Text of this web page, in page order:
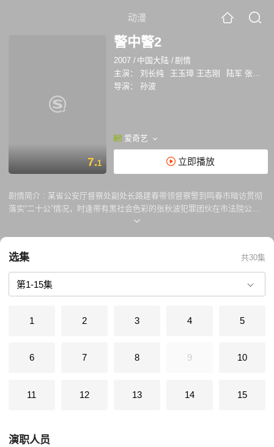
动漫
7.1
警中警2
2007 / 中国大陆 /剧情
主演：
刘长纯 王玉璋 王志刚
陆军 张心勇 高婷婷
导演：
孙波
爱奇艺
立即播放
剧情简介 : 某省公安厅督察处副处长路建春带领督察警到鸣春市暗访贯彻
落实“二十公”情况，时逢带有黑社会色彩的张秋波犯罪团伙在市法院公开
审理时当庭集体翻供，张秋波亮出手臂上的累累伤疤指控刑警对其刑讯逼
清白的审讯录像带神秘丢失、未婚妻提出分手后离奇死亡……正当案件初
露端倪之时，鸣春市公安局长林博文遭遇车祸身受重伤，使阳春警方雪上
加霜。为充实阳春局领导班子，路建春临危受命为鸣春市局督察长。路建
春力排众议，指出这一连串的疑案后面有一只黑手在试图掩盖着什么。他
嫌谋杀未婚妻”并案调查。于是，三十二名矿工失踪之谜浮出水面，披着著
选集 共30集
1 2 3 4 5
6 7 8 9 10
11 12 13 14 15
演职人员